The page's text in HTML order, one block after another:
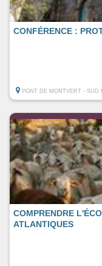
CONFÉRENCE :
PONT DE MONTVERT - SUD
COMPRENDRE
ATLANTIQUES